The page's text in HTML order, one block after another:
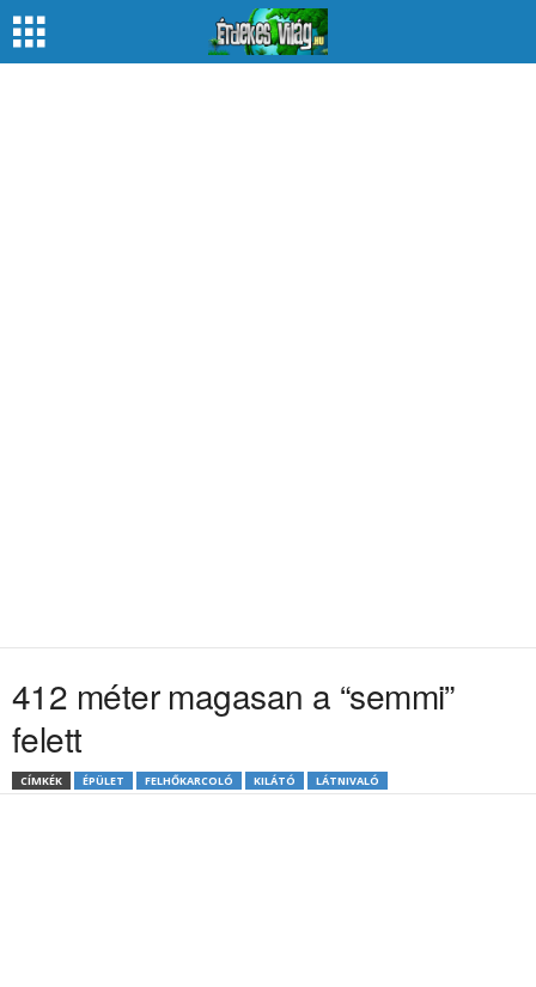
412 méter magasan a “semmi”
felett
CÍMKÉK ÉPÜLET FELHŐKARCOLÓ KILÁTÓ LÁTNIVALÓ